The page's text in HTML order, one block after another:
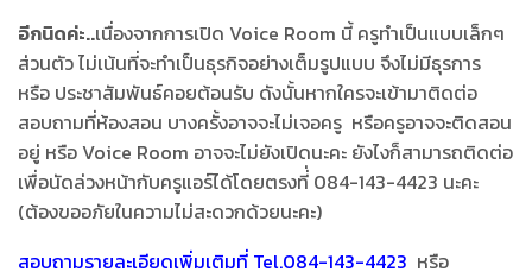
อีกนิดค่ะ..เนื่องจากการเปิด Voice Room นี้ ครูทำเป็นแบบเล็กๆ
ส่วนตัว ไม่เน้นที่จะทำเป็นธุรกิจอย่างเต็มรูปแบบ จึงไม่มีธุรการ
หรือ ประชาสัมพันธ์คอยต้อนรับ ดังนั้นหากใครจะเข้ามาติดต่อ
สอบถามที่ห้องสอน บางครั้งอาจจะไม่เจอครู หรือครูอาจจะติดสอน
อยู่ หรือ Voice Room อาจจะไม่ยังเปิดนะคะ ยังไงก็สามารถติดต่อ
เพื่อนัดล่วงหน้ากับครูแอร์ได้โดยตรงที่่ 084-143-4423 นะคะ
(ต้องขออภัยในความไม่สะดวกด้วยนะคะ)
สอบถามรายละเอียดเพิ่มเติมที่ Tel.084-143-4423 หรือ